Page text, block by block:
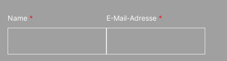
Name * E-Mail-Adresse *